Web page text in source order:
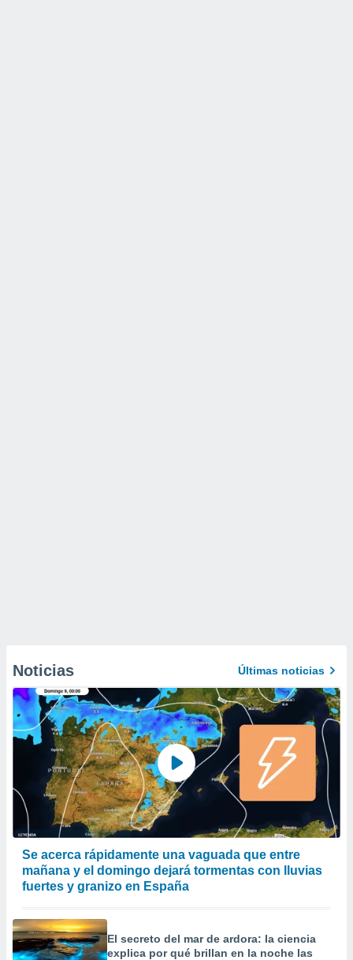
Noticias Últimas noticias
Se acerca rápidamente una vaguada que entre
mañana y el domingo dejará tormentas con lluvias
fuertes y granizo en España
El secreto del mar de ardora: la ciencia
explica por qué brillan en la noche las